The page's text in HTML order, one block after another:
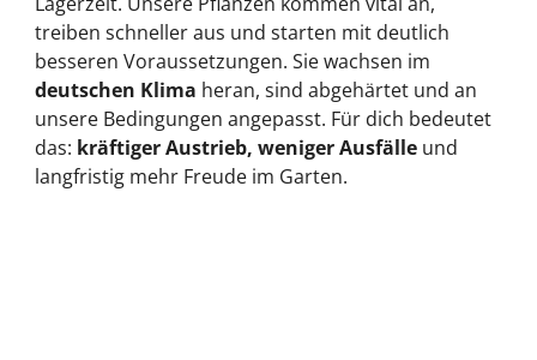
treiben schneller aus und starten mit deutlich
besseren Voraussetzungen. Sie wachsen im
deutschen Klima heran, sind abgehärtet und an
unsere Bedingungen angepasst. Für dich bedeutet
das: kräftiger Austrieb, weniger Ausfälle und
langfristig mehr Freude im Garten.